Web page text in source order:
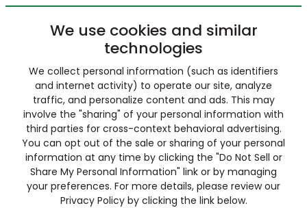
We use cookies and similar
technologies
We collect personal information (such as identifiers
and internet activity) to operate our site, analyze
traffic, and personalize content and ads. This may
involve the "sharing" of your personal information with
third parties for cross-context behavioral advertising.
You can opt out of the sale or sharing of your personal
information at any time by clicking the "Do Not Sell or
Share My Personal Information" link or by managing
your preferences. For more details, please review our
Privacy Policy by clicking the link below.